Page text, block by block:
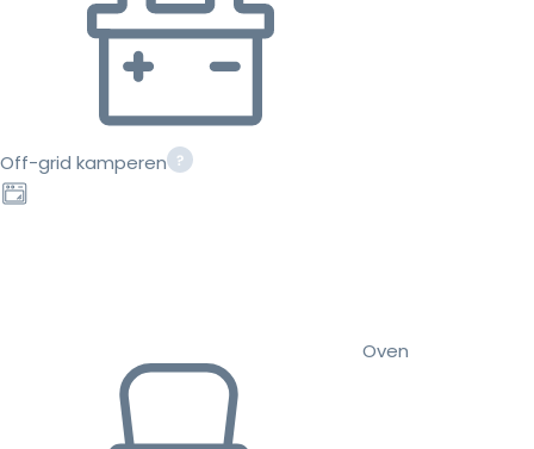
Off-grid kamperen
Oven